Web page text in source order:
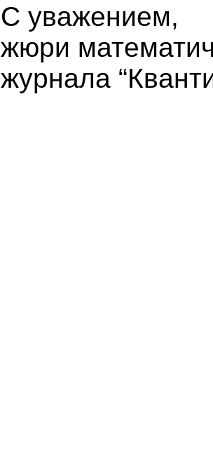
С уважением,
жюри
журнала